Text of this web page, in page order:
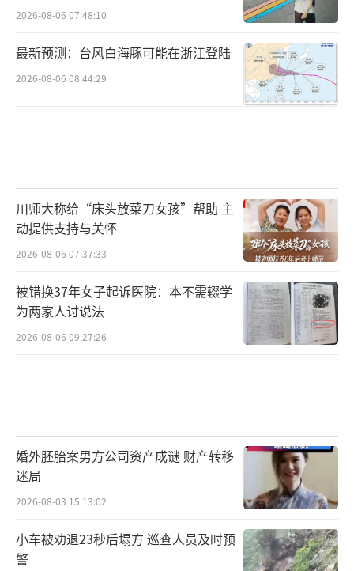
2026-08-06 07:48:10
最新预测：台风白海豚可能在浙江登陆
2026-08-06 08:44:29
川师大称给“床头放菜刀女孩”帮助 主
动提供支持与关怀
2026-08-06 07:37:33
被错换37年女子起诉医院：本不需辍学
为两家人讨说法
2026-08-06 09:27:26
婚外胚胎案男方公司资产成谜 财产转移
迷局
2026-08-03 15:13:02
小车被劝退23秒后塌方 巡查人员及时预
警